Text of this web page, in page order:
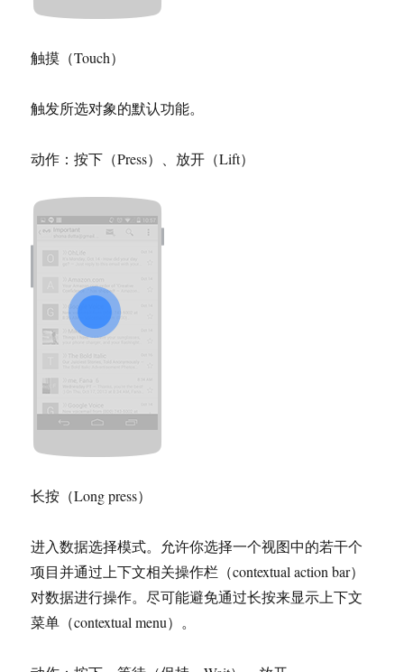
触摸（Touch）
触发所选对象的默认功能。
动作：按下（Press）、放开（Lift）
长按（Long press）
进入数据选择模式。允许你选择一个视图中的若干个
项目并通过上下文相关操作栏（contextual action bar）
对数据进行操作。尽可能避免通过长按来显示上下文
菜单（contextual menu）。